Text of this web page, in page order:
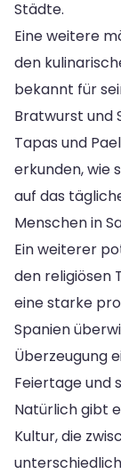
Städte.
Eine weitere
den
bekannt für
Bratwurst und
Tapas und
erkunden, wie
auf das
Menschen in
Ein weiterer
den religiösen
eine starke
Spanien
Überzeugung
Feiertage und
Natürlich gibt
Kultur, die